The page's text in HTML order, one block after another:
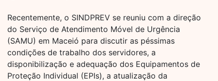
Recentemente, o SINDPREV se reuniu com a direção
do Serviço de Atendimento Móvel de Urgência
(SAMU) em Maceió para discutir as péssimas
condições de trabalho dos servidores, a
disponibilização e adequação dos Equipamentos de
Proteção Individual (EPIs), a atualização da